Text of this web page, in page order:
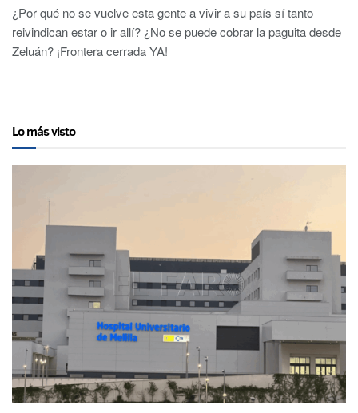
¿Por qué no se vuelve esta gente a vivir a su país sí tanto
reivindican estar o ir allí? ¿No se puede cobrar la paguita desde
Zeluán? ¡Frontera cerrada YA!
Lo más visto